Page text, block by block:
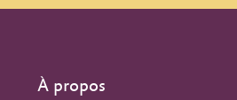
À propos